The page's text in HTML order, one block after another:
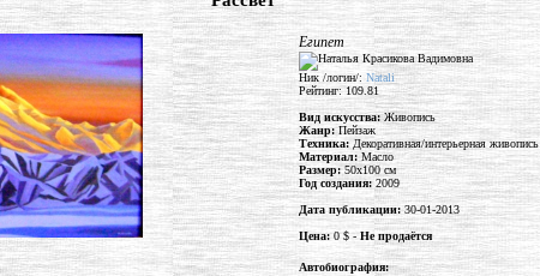
Египет
Ник /логин/: Natali
Рейтинг: 109.81
Вид искусства:Живопись
Жанр:Пейзаж
Техника: Декоративная/интерьерная живопись
Материал: Масло
Размер:50x100 см
Год создания: 2009
Дата публикации:30-01-2013
Цена:0 $ -Не продаётся
Автобиография: